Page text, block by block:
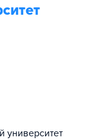
университет